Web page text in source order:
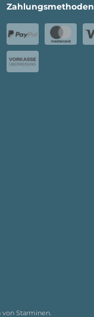
Zahlungsmethoden
Starminen.